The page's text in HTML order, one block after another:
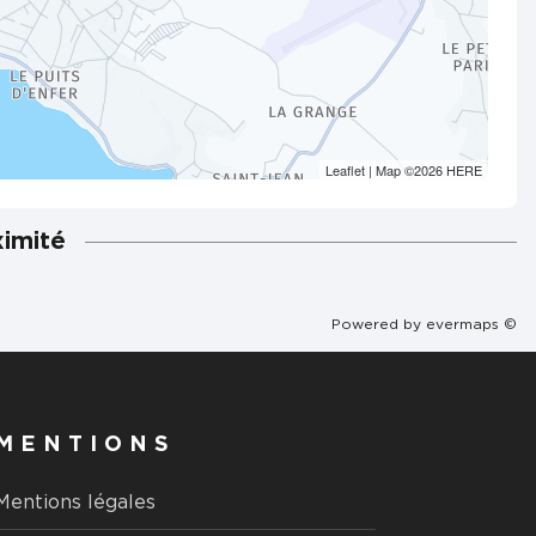
Leaflet| Map ©2026 HERE
Powered by evermaps ©
légales